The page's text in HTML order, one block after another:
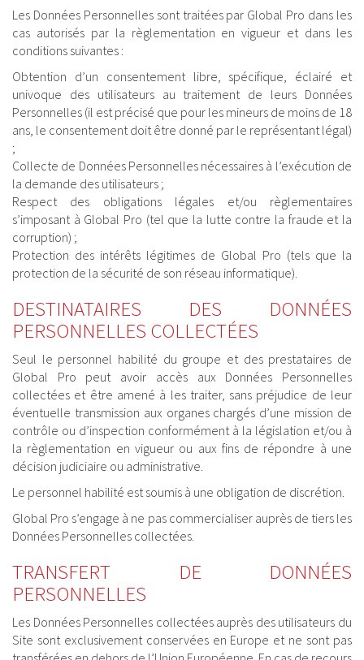
Les Données Personnelles sont traitées par Global Pro dans les
cas autorisés par la règlementation en vigueur et dans les
conditions suivantes :
Obtention d’un consentement libre, spécifique, éclairé et
univoque des utilisateurs au traitement de leurs Données
Personnelles (il est précisé que pour les mineurs de moins de 18
ans, le consentement doit être donné par le représentant légal)
;
Collecte de Données Personnelles nécessaires à l’exécution de
la demande des utilisateurs ;
Respect des obligations légales et/ou règlementaires
s’imposant à Global Pro (tel que la lutte contre la fraude et la
corruption) ;
Protection des intérêts légitimes de Global Pro (tels que la
protection de la sécurité de son réseau informatique).
DESTINATAIRES DES DONNÉES
PERSONNELLES COLLECTÉES
Seul le personnel habilité du groupe et des prestataires de
Global Pro peut avoir accès aux Données Personnelles
collectées et être amené à les traiter, sans préjudice de leur
éventuelle transmission aux organes chargés d’une mission de
contrôle ou d’inspection conformément à la législation et/ou à
la règlementation en vigueur ou aux fins de répondre à une
décision judiciaire ou administrative.
Le personnel habilité est soumis à une obligation de discrétion.
Global Pro s’engage à ne pas commercialiser auprès de tiers les
Données Personnelles collectées.
TRANSFERT DE DONNÉES
PERSONNELLES
Les Données Personnelles collectées auprès des utilisateurs du
Site sont exclusivement conservées en Europe et ne sont pas